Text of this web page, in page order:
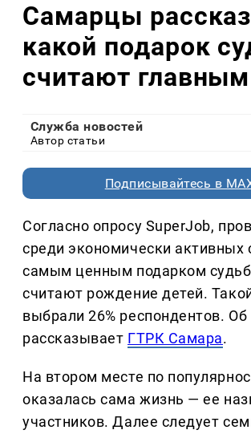
Самарцы
какой подарок
считают главным
Служба новостей
Автор статьи
Подписывайтесь в
Согласно опросу SuperJob,
среди экономически активных
самым ценным подарком
считают рождение детей.
выбрали 26% респондентов. Об
рассказывает ГТРК Самара.
На втором месте по
оказалась сама жизнь — ее
участников. Далее следует